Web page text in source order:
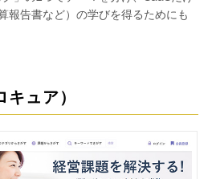
報告書など）の学びを得るためにも
ュア）